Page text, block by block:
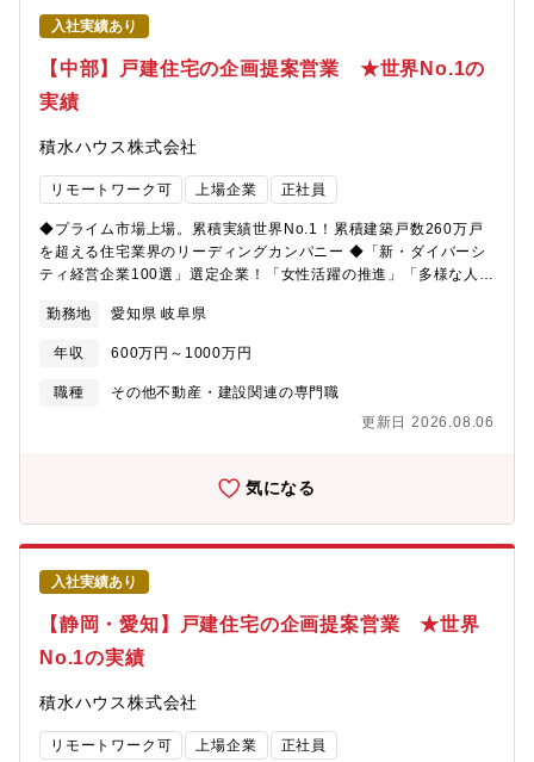
けたオーナーフォロー)【キャリアパス】入社後はリーダーや支店
長を目指すことが可能です。【配属組織】中部建築事業本部【同
ポジションの魅力】・経営にも地域活性にも繋がる適切なご提案
を実施することができます・大規模な案件も多く、設計など社内
のスタッフだけでなく銀行や税理士をパートナーとしてプロジェ
案まで行うことができ、0から創り上げる達成感がやりがいに繋が
ります【就業環境】■定年：65歳■「女性活躍の推進」「多様な人
財の活躍」「多様な働き方の推進」をダイバーシティ推進方針の3
環境や仕組みづくりに取り組んでいます。■子育てを応援する社会
を先導する「キッズ・ファースト企業」として、 2018年9月より
3歳未満の子をもつ従業員を対象に「男性社員1ヶ月以上の育児休
業完全取得」を推進しています。男性育休100%取得、女性社員の
スマートデバイスを導入し、業務効率・情報共有のスピード向上
ス】 ▽決算期 ▽売上 ▽経常利益 2026 年 1 月期 ---
-4,197,922百万円 ----327,800百万円2025 年 1 月期 ---
年数 16.2年、平均年間給与 9,071,924円（2025年度有価証券報
https://www.sekisuihouse.co.jp/company/financial/library/
貸住宅経営(アパート・マンション経営)：
https://www.sekisuihouse.co.jp/shm-keiei/【モデル年収】<33
歳、家族(配偶者、子供2名) 扶養の場合>約1,000万円（基本給
34.0万円/月、家族手当：2.7万円/月、営業手当：5.4万円/月、賞
与：202万円/年、営業系業績手当：313.6万円/年)※あくまでもモ
デルであり、経験・スキルを考慮し優遇がございます。
入社実績あり
【中部】戸建住宅の企画提案営業 ★世界No.1の
実績
積水ハウス株式会社
リモートワーク可 上場企業 正社員
◆プライム市場上場。累積実績世界No.1！累積建築戸数260万戸
を超える住宅業界のリーディングカンパニー ◆「新・ダイバーシ
ティ経営企業100選」選定企業！「女性活躍の推進」「多様な人財
増員募集【業務内容】戸建住宅を販売する支店の営業担当とし
て、お客様との出会いから住まいのお引き渡しまで全てのプロセ
スで窓口となります。お客様との信頼関係を築き、一緒に理想の
住まいづくりを目指す創造的な仕事です。業務は下記の通り幅広
心的役割を担います。主な業務：・引合活動（お客様探し）：展
新築計画が具体化するまでの信頼関係構築・新たな住まいのご要
望に関するヒアリング・邸別自由設計の強みを活かしたプラン提
案・最適な資金計画の立案やアドバイス・お引き渡しまでの細や
かなお客様フォロー● まずは、展示場でのお客様対応や担当エリ
アへの訪問活動などを通じて、市場・新規顧客開拓からスター
ト。住まいを検討されるお客様がいらっしゃれば、ご要望や条件
を伺い、課題を解決しながら、具体的なプランを作成します● そ
の時点での快適さだけでなく、家族の成長やライフスタイルの変
化など、お客様の将来をも見据えた提案を行うことで、長く暮ら
切なのは、心から信頼しあえる関係を築くこと。誠実な姿勢で対
話を重ね、時には言葉にならない想いまでも感じ取り、そのお客
様にとっての「理想の一邸」の実現に努めます。ご契約に至った
勤務地 愛知県 岐阜県
年収 600万円～1000万円
職種
その他不動産・建設関連の専門職
更新日 2026.08.06
気になる
入社実績あり
【静岡・愛知】戸建住宅の企画提案営業 ★世界
No.1の実績
積水ハウス株式会社
リモートワーク可 上場企業 正社員